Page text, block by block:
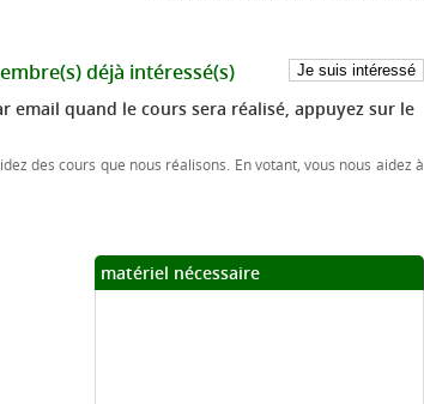
déjà intéressé(s)
email quand le cours sera réalisé, appuyez sur le
des cours que nous réalisons. En votant, vous nous aidez à
matériel nécessaire